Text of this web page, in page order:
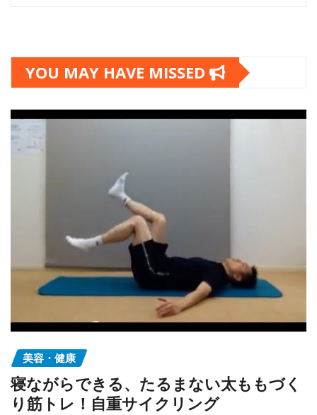
YOU MAY HAVE MISSED
美容・健康
寝ながらできる、たるまない太ももづく
り筋トレ！自重サイクリング